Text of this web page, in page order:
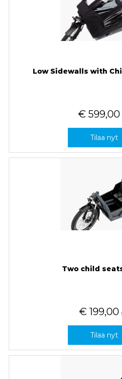
Low Sidewalls with
€ 599,00
Tilaa nyt
Two child
€ 199,00
Tilaa nyt